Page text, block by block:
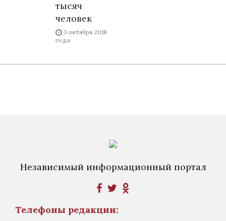
тысяч
человек
3 октября 2018
года
Независимый информационный портал
Телефоны редакции: